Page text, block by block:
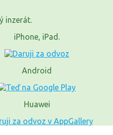
inzerát.
iPhone, iPad.
Android
Huawei